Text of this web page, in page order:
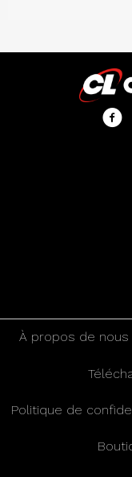
À propos de nous
Politique de